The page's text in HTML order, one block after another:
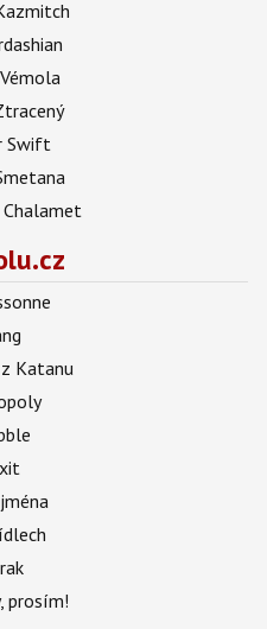
Swift
Katanu
prosím!